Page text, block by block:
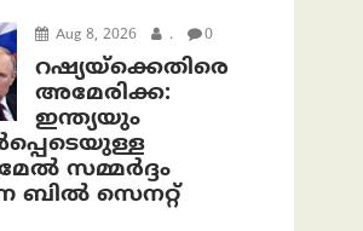
Aug 8, 2026 . 0
റഷ്യയ്‌ക്കെതിരെ
അമേരിക്ക:
ഇന്ത്യയും
സമ്മർദ്ദം
ബിൽ സെനറ്റ്